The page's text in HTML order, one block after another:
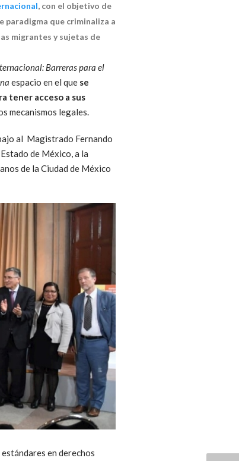
, con el objetivo de
paradigma que criminaliza a
migrantes y sujetas de
Barreras para el
espacio en el que se
tener acceso a sus
mecanismos legales.
al Magistrado Fernando
de México, a la
de la Ciudad de México
en derechos